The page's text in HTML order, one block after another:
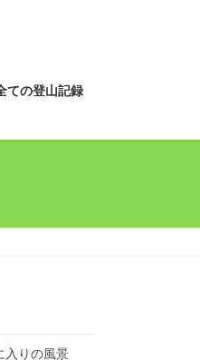
ての登山記録
入りの風景